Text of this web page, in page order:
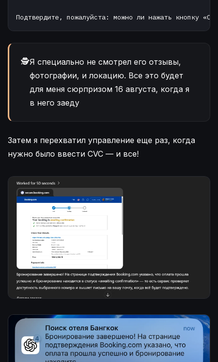
Подтвердите, пожалуйста: можно ли нажать кнопку
🕵️Я специально не смотрел его отзывы,
фотографии, и локацию. Все это будет
для меня сюрпризом 16 августа, когда я
в него заеду
Затем я перехватил управление еще раз, когда
нужно было ввести CVC — и все!